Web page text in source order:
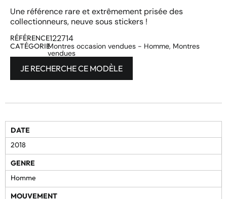
Une référence rare et extrêmement prisée des
collectionneurs, neuve sous stickers !
RÉFÉRENCE122714
CATÉGORIEMontres occasion vendues - Homme, Montres
vendues
JE RECHERCHE CE MODÈLE
DATE
2018
GENRE
Homme
MOUVEMENT